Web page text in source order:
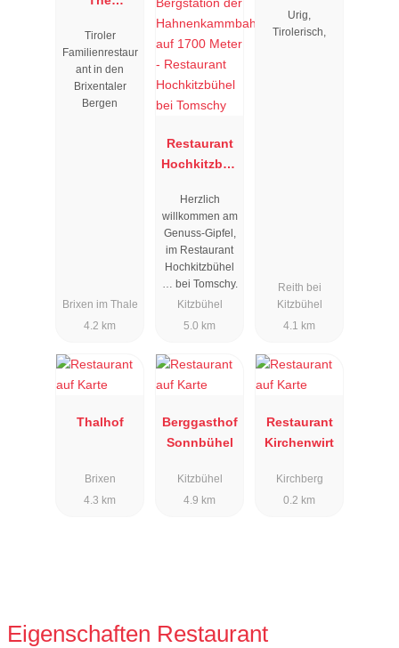
Tiroler
Familienrestaur
ant in den
Brixentaler
Bergen
Brixen im Thale
4.2 km
Restaurant
Hochkitzbüh
Tomschy
Herzlich
willkommen am
Genuss-Gipfel,
im Restaurant
Hochkitzbühel
… bei Tomschy.
Kitzbühel
5.0 km
Urig,
Tirolerisch,
Reith bei
Kitzbühel
4.1 km
Thalhof
Brixen
4.3 km
Berggasthof
Sonnbühel
Kitzbühel
4.9 km
Restaurant
Kirchenwirt
Kirchberg
0.2 km
Eigenschaften Restaurant